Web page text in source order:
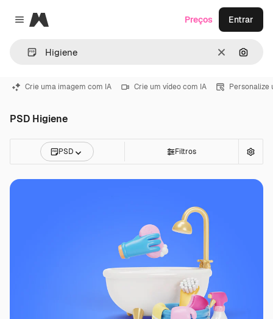
Close menu
Magnific
Limpar
Preços Entrar
Crie uma imagem com IA Crie um vídeo com IA Personalize
PSD Higiene
PSD Filtros